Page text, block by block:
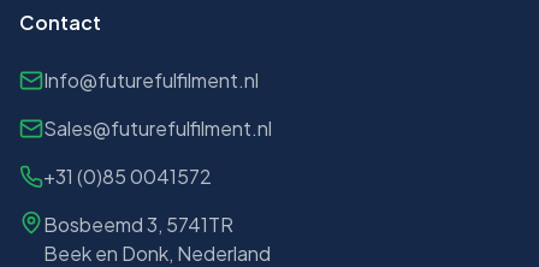
Contact
Info@futurefulfilment.nl
Sales@futurefulfilment.nl
+31 (0)85 0041572
Bosbeemd 3, 5741TR
Beek en Donk, Nederland